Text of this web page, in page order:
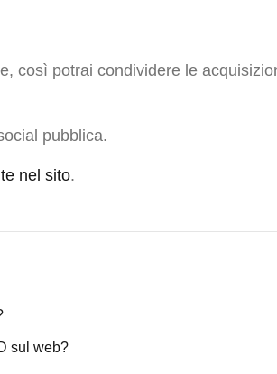
così potrai condividere le
pubblica.
nel sito.
sul web?